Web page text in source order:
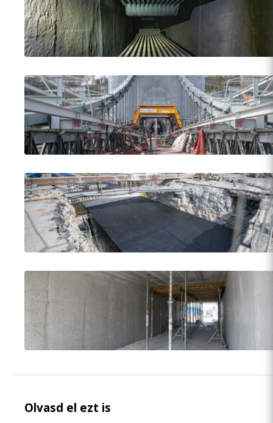
Olvasd el ezt is